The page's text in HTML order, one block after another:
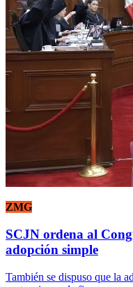
ZMG
SCJN ordena al
adopción simple
También se dispuso que la